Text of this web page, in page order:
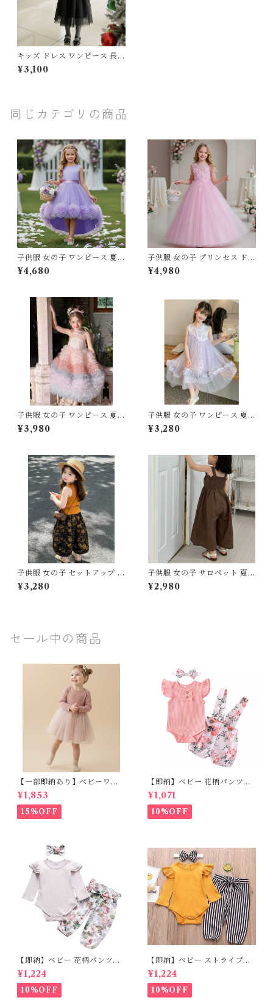
キッズ ドレス ワンピース 長袖
ハイネック フレア チュール ガ
ーリーワンピ 子ども服 女の子
¥3,100
同じカテゴリの商品
子供服 女の子 ワンピース 夏服
プリンセス ドレス チュール レ
ース フリル フィッシュテール
0 130 140 150 cm ホワイト
ピンク レッド パープル グリー
ン スモーキーピンク 発表会 結
婚式 ピアノ 演奏会 舞台 キッ
¥4,680
子供服 女の子 プリンセス ドレ
ス チュール レース フリル ロ
ングドレス 120 130 140 150
ー 発表会 結婚式 ピアノ 演奏
会 キッズ ジュニア
¥4,980
子供服 女の子 ワンピース 夏服
プリンセス ドレス チュール レ
ース フリル ティアード 110 12
デーション パステルカラー 発
表会 結婚式 お出かけ ピアノ
キッズ
¥3,980
子供服 女の子 ワンピース 夏服
プリンセス ドレス チュール ノ
ースリーブ 120 130 140 150
テルカラー キッズ ジュニア 韓
国子供服 発表会 結婚式 お出か
¥3,280
子供服 女の子 セットアップ 夏
服 上下セット タンクトップ ワ
イドパンツ 2点セット 80 90
通学 お出かけ リゾート
¥3,280
子供服 女の子 サロペット 夏服
オールインワン キャミソール
ワイドパンツ 80 90 100 110
¥2,980
セール中の商品
【一部即納あり】ベビーワン
ピース 星柄ラメ チュール ベビ
ー服 写真撮影 子供服 フリル
チュール 女の子 秋冬 春服 セ
レモニードレス 新生児 お宮参
0 80 90 100 110cm
¥1,853
15%OFF
【即納】ベビー 花柄パンツ&
フリルロンパースset＋ヘッド
バンド 3点セット☆女の子 フ
ェミニン 90㎝
¥1,071
10%OFF
【即納】ベビー 花柄パンツ&
ロンパースset＋ヘッドバンド
3点セット☆女の子 フェミニン
80cm
¥1,224
10%OFF
【即納】ベビー ストライプパ
ンツ&フリルロンパースset＋
ヘッドバンド 3点セット☆女の
子 マニッシュ 80㎝
¥1,224
10%OFF